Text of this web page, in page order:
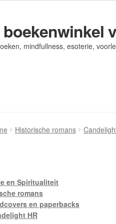
boekenwinkel
mindfullness, esoterie,
Historische romans
en Spiritualiteit
romans
en paperbacks
HR